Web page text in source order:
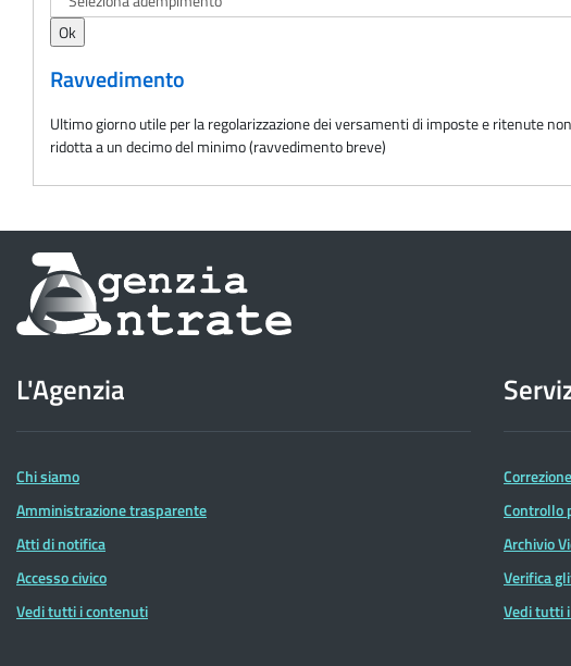
Ravvedimento
Ultimo giorno utile per la regolarizzazione dei versamenti di imposte e ritenute
ridotta a un decimo del minimo (ravvedimento breve)
Informazioni
sul
dell'Agenzia
delle
Entrate
L'Agenzia
Chi siamo
Amministrazione trasparente
Atti di notifica
Accesso civico
Vedi tutti i contenuti
Controllo
Archivio
Verifica
Vedi tutti